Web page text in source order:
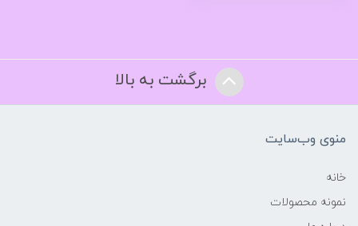
برگشت به بالا
منوی وب‌سایت
خانه
نمونه محصولات